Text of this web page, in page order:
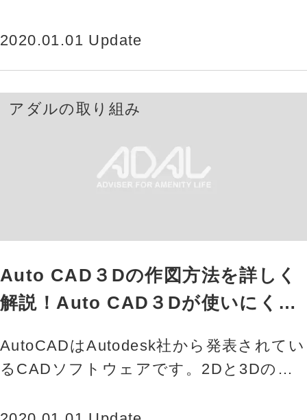
なCADソフトが多数あります。…
2020.01.01 Update
アダルの取り組み
Auto CAD３Dの作図方法を詳しく
解説！Auto CAD３Dが使いにくい
AutoCADはAutodesk社から発表されてい
るCADソフトウェアです。2Dと3Dの両
築や機械系だ…